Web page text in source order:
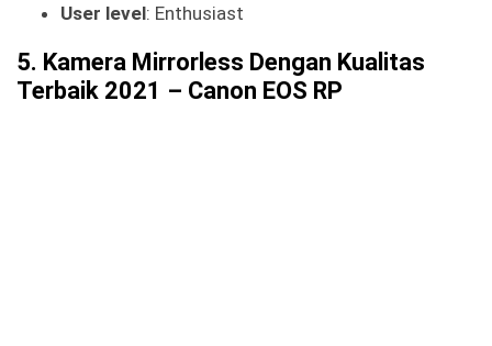
User level: Enthusiast
5. Kamera Mirrorless Dengan Kualitas
Terbaik 2021 – Canon EOS RP